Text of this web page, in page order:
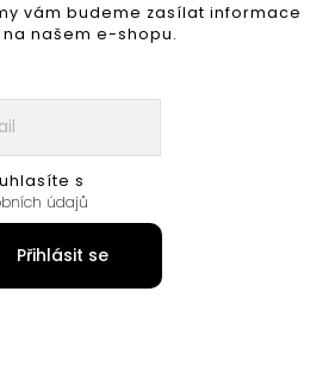
vám budeme zasílat informace
našem e-shopu.
s
údajů
Přihlásit se